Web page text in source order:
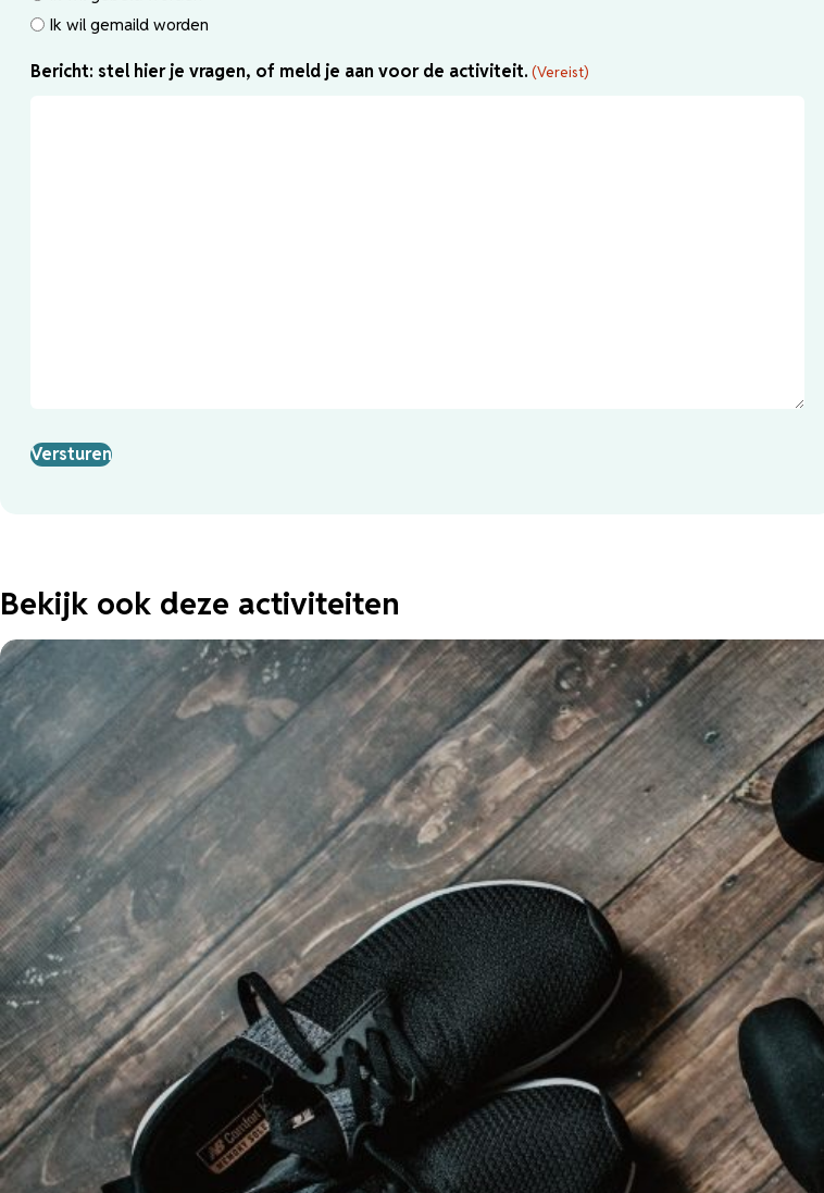
Ik wil gemaild worden
Bericht: stel hier je vragen, of meld je aan voor de activiteit. (Vereist)
Bekijk ook deze activiteiten